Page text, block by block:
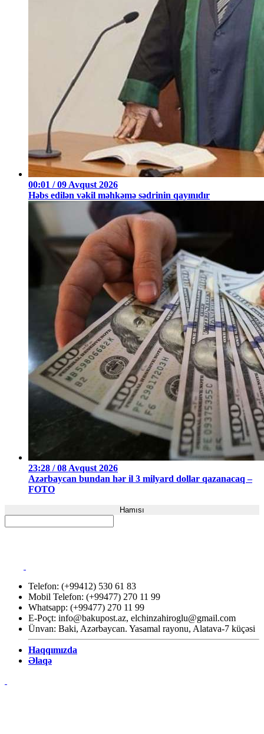
00:01 / 09 Avqust 2026
Həbs edilən vəkil məhkəmə sədrinin qayınıdır
23:28 / 08 Avqust 2026
Azərbaycan bundan hər il 3 milyard dollar qazanacaq –
FOTO
Hamısı
Telefon: (+99412) 530 61 83
Mobil Telefon: (+99477) 270 11 99
Whatsapp: (+99477) 270 11 99
E-Poçt: info@bakupost.az, elchinzahiroglu@gmail.com
Ünvan: Baki, Azərbaycan. Yasamal rayonu, Alatava-7 küçəsi
Haqqımızda
Əlaqə